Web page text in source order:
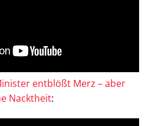
entblößt Merz – aber
Nacktheit: